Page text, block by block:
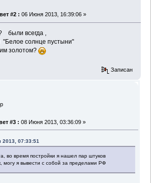
#2 : 06 Июня 2013, 16:39:06 »
были всегда ,
солнце пустыни"
золотом?
Записан
#3 : 08 Июня 2013, 03:36:09 »
07:33:51
во время постройки я нашел пар штуков
могу я вывести с собой за пределами РФ